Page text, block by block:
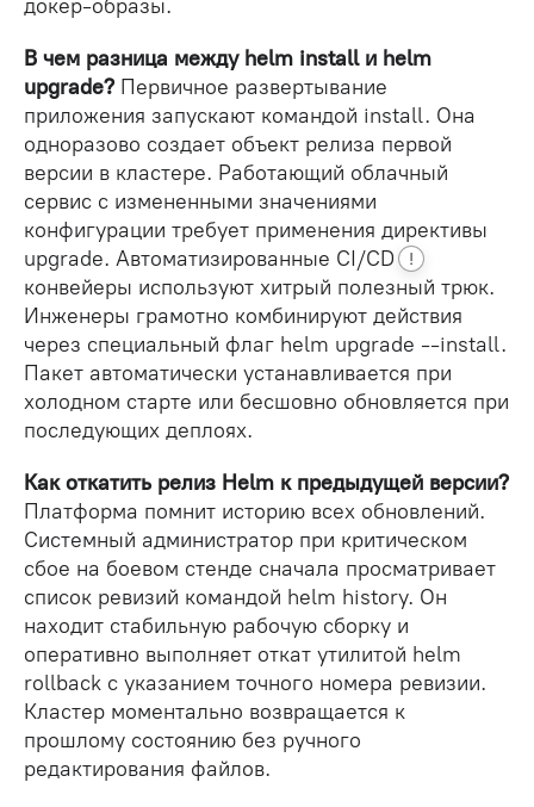
докер-образы.
В чем разница между helm install и helm
upgrade? Первичное развертывание
приложения запускают командой install. Она
одноразово создает объект релиза первой
версии в кластере. Работающий облачный
сервис с измененными значениями
конфигурации требует применения директивы
upgrade. Автоматизированные CI/CD !
конвейеры используют хитрый полезный трюк.
Инженеры грамотно комбинируют действия
через специальный флаг helm upgrade --install.
Пакет автоматически устанавливается при
холодном старте или бесшовно обновляется при
последующих деплоях.
Как откатить релиз Helm к предыдущей версии?
Платформа помнит историю всех обновлений.
Системный администратор при критическом
сбое на боевом стенде сначала просматривает
список ревизий командой helm history. Он
находит стабильную рабочую сборку и
оперативно выполняет откат утилитой helm
rollback с указанием точного номера ревизии.
Кластер моментально возвращается к
прошлому состоянию без ручного
редактирования файлов.